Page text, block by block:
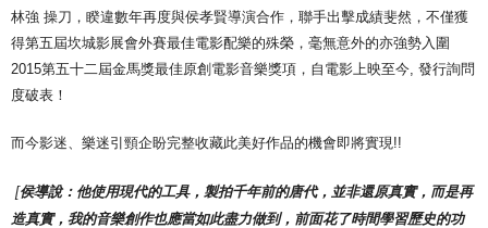
林強 操刀，睽違數年再度與侯孝賢導演合作，聯手出擊成績斐然，不僅獲
得第五屆坎城影展會外賽最佳電影配樂的殊榮，毫無意外的亦強勢入圍
2015第五十二屆金馬獎最佳原創電影音樂獎項，自電影上映至今, 發行詢問
度破表！
而今影迷、樂迷引頸企盼完整收藏此美好作品的機會即將實現!!
[侯導說：他使用現代的工具，製拍千年前的唐代，並非還原真實，而是再
造真實，我的音樂創作也應當如此盡力做到，前面花了時間學習歷史的功